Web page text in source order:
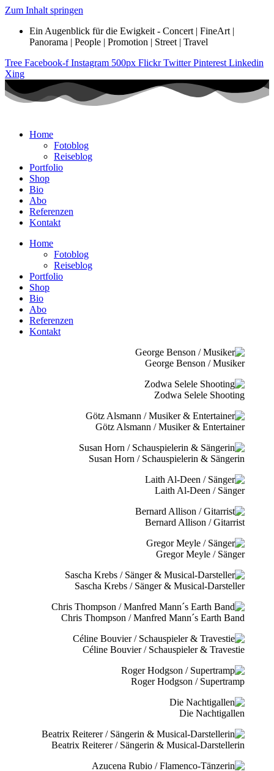
Zum Inhalt springen
Ein Augenblick für die Ewigkeit - Concert | FineArt |
Panorama | People | Promotion | Street | Travel
Tree Facebook-f Instagram 500px Flickr Twitter Pinterest Linkedin
Xing
Home
Fotoblog
Reiseblog
Portfolio
Shop
Bio
Abo
Referenzen
Kontakt
Home
Fotoblog
Reiseblog
Portfolio
Shop
Bio
Abo
Referenzen
Kontakt
George Benson / Musiker
Zodwa Selele Shooting
Götz Alsmann / Musiker & Entertainer
Susan Horn / Schauspielerin & Sängerin
Laith Al-Deen / Sänger
Bernard Allison / Gitarrist
Gregor Meyle / Sänger
Sascha Krebs / Sänger & Musical-Darsteller
Chris Thompson / Manfred Mann´s Earth Band
Céline Bouvier / Schauspieler & Travestie
Roger Hodgson / Supertramp
Die Nachtigallen
Beatrix Reiterer / Sängerin & Musical-Darstellerin